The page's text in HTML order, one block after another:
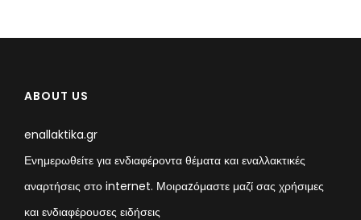
ABOUT US
enallaktika.gr
Ενημερωθείτε για ενδιαφέροντα θέματα και εναλλακτικές
αναρτήσεις στο internet. Μοιραzόμαστε μαζί σας χρήσιμες
και ενδιαφέρουσες ειδήσεις